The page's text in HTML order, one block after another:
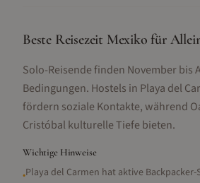
Beste Reisezeit Mexiko für
Solo-Reisende finden November bis
Bedingungen. Hostels in Playa del
fördern soziale Kontakte, während
Cristóbal kulturelle Tiefe bieten.
Wichtige Hinweise
•Playa del Carmen hat aktive Backpacker-